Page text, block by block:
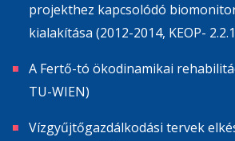
projekthez kapcsolódó
kialakítása (2012-2014, KEOP-
A Fertő-tó ökodinamikai
TU-WIEN)
Vízgyűjtőgazdálkodási tervek